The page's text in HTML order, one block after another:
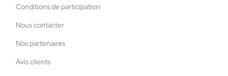
Conditions de participation
Nous contacter
Nos partenaires
Avis clients